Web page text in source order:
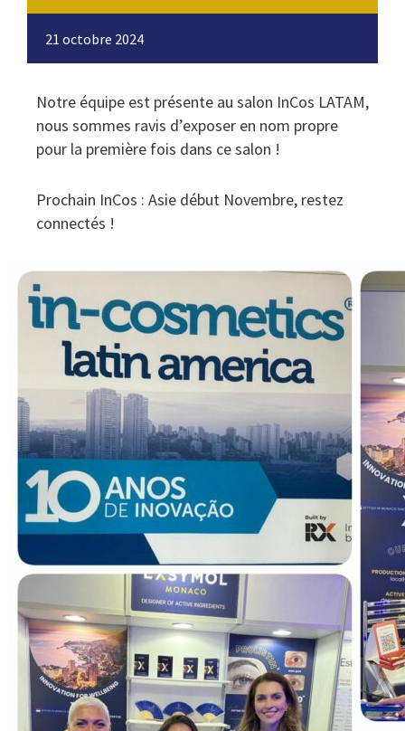
21 octobre 2024
Notre équipe est présente au salon InCos LATAM,
nous sommes ravis d’exposer en nom propre
pour la première fois dans ce salon !
Prochain InCos : Asie début Novembre, restez
connectés !